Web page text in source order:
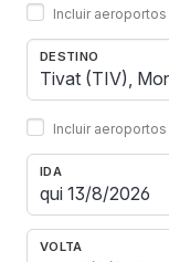
Incluir
DESTINO
Incluir
IDA
VOLTA